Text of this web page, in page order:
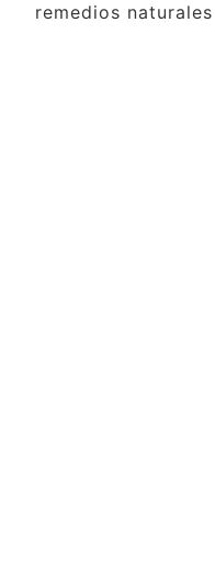
remedios